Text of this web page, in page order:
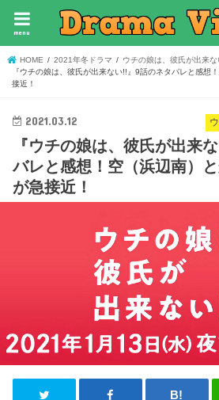
menu
HOME 2021年冬ドラマ
ウチの娘は、彼氏が出来な
『ウチの娘は、彼氏が出来ない!!』9話のネタバレと感想
接近！
2021.03.12
『ウチの娘は、彼氏が出来
バレと感想！空（浜辺南）と
が急接近！